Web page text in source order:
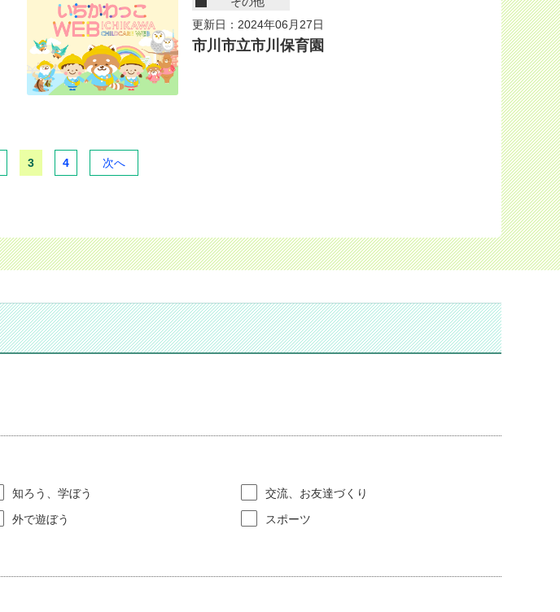
更新日：2024年06月27日
市川市立市川保育園
3 4 次へ
知ろう、学ぼう
交流、お友達づくり
外で遊ぼう
スポーツ